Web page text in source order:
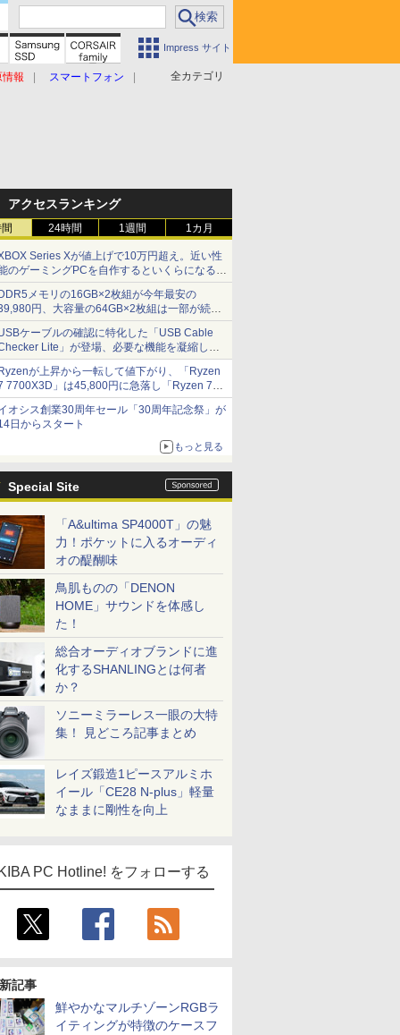
Impress サイト
全カテゴリ
情報 スマートフォン
アクセスランキング
24時間 1週間 1カ月
Series Xが値上げで10万円超え。近い性
のゲーミングPCを自作するといくらになる？
石田賀津男の『酒の肴にPCゲーム』】
メモリの16GB×2枚組が今年最安の
円、大容量の64GB×2枚組は一部が続騰
月前半のメモリ価格]
ケーブルの確認に特化した「USB Cable
Lite」が登場、必要な機能を凝縮しコ
パクトに 7日発売
が上昇から一転して値下がり、「Ryzen
7700X3D」は45,800円に急落し「Ryzen 7
」との価格逆転解消 [8月前半のCPU
格]
オシス創業30周年セール「30周年記念祭」が
日からスタート
もっと見る
Special Site
「A&ultima SP4000T」の魅
力！ポケットに入るオーディ
オの醍醐味
鳥肌ものの「DENON
HOME」サウンドを体感し
た！
総合オーディオブランドに進
化するSHANLINGとは何者
か？
ソニーミラーレス一眼の大特
集！ 見どころ記事まとめ
レイズ鍛造1ピースアルミホ
イール「CE28 N-plus」軽量
なままに剛性を向上
PC Hotline! をフォローする
記事
鮮やかなマルチゾーンRGBラ
イティングが特徴のケースフ